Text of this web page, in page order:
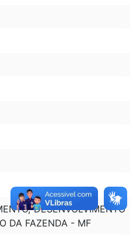
DESENVOLVIMENTO
DA FAZENDA - MF